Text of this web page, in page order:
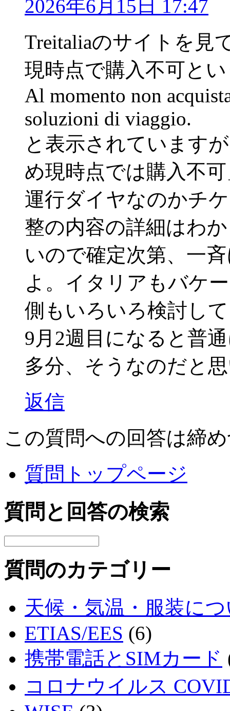
2026年6月15日 17:47
Treitaliaのサイトを見
現時点で購入不可と
Al momento non
soluzioni di viaggio.
と表示されています
め現時点では購入不
運行ダイヤなのかチ
整の内容の詳細はわ
いので確定次第、一
よ。イタリアもバケ
側もいろいろ検討し
9月2週目になると普
多分、そうなのだと
返信
この質問への回答は締
質問トップページ
質問と回答の検索
質問のカテゴリー
天候・気温・服装に
ETIAS/EES (6)
携帯電話とSIMカード
コロナウイルス